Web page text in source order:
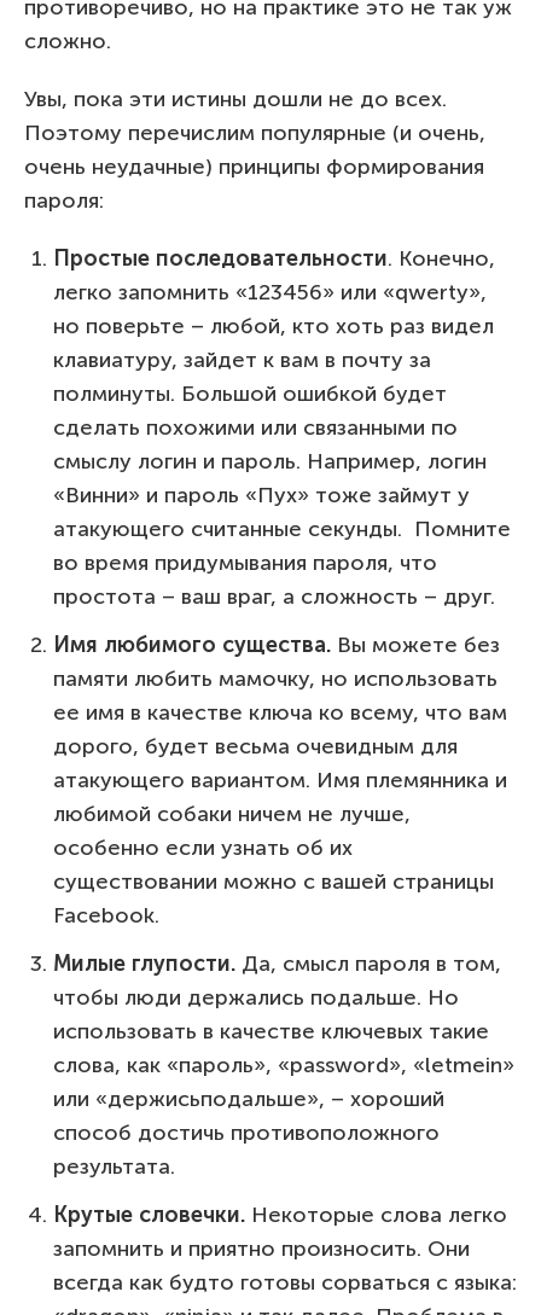
противоречиво, но на практике это не так уж
сложно.
Увы, пока эти истины дошли не до всех.
Поэтому перечислим популярные (и очень,
очень неудачные) принципы формирования
пароля:
Простые последовательности. Конечно,
легко запомнить «123456» или «qwerty»,
но поверьте – любой, кто хоть раз видел
клавиатуру, зайдет к вам в почту за
полминуты. Большой ошибкой будет
сделать похожими или связанными по
смыслу логин и пароль. Например, логин
«Винни» и пароль «Пух» тоже займут у
атакующего считанные секунды. Помните
во время придумывания пароля, что
простота – ваш враг, а сложность – друг.
Имя любимого существа. Вы можете без
памяти любить мамочку, но использовать
ее имя в качестве ключа ко всему, что вам
дорого, будет весьма очевидным для
атакующего вариантом. Имя племянника и
любимой собаки ничем не лучше,
особенно если узнать об их
существовании можно с вашей страницы
Facebook.
Милые глупости. Да, смысл пароля в том,
чтобы люди держались подальше. Но
использовать в качестве ключевых такие
слова, как «пароль», «password», «letmein»
или «держисьподальше», – хороший
способ достичь противоположного
результата.
Крутые словечки. Некоторые слова легко
запомнить и приятно произносить. Они
всегда как будто готовы сорваться с языка: